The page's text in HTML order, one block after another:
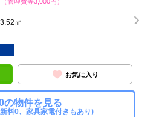
㎡
お気に入り
の物件を見る
料0、家具家電付きもあり)